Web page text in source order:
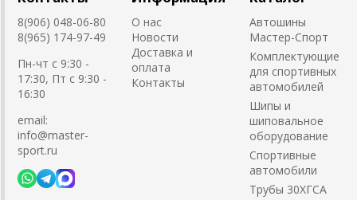
8(906) 048-06-80
8(965) 174-97-49
Пн-чт с 9:30 -
17:30, Пт с 9:30 -
16:30
email:
info@master-
sport.ru
О нас
Новости
Доставка и
оплата
Контакты
Автошины
Мастер-Спорт
Комплектующие
для спортивных
автомобилей
Шипы и
шиповальное
оборудование
Cпортивные
автомобили
Трубы 30ХГСА